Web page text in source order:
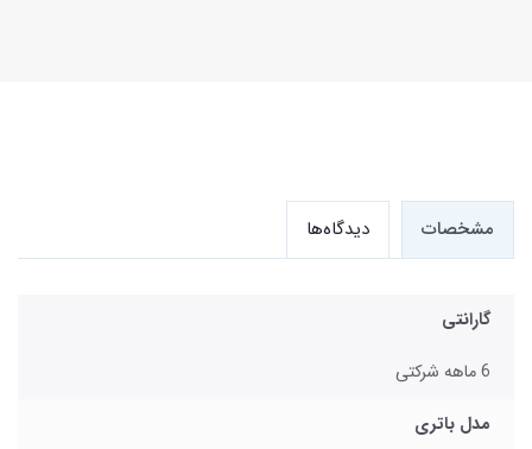
مشخصات دیدگاه‌ها
گارانتی
6 ماهه شرکتی
مدل باتری